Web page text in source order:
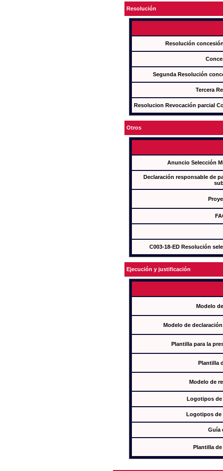
Resolución
Resolución
Segunda Resolución
Tercera
Resolucion Revocación parcial
Otros
Anuncio Selección
Declaración responsable de
C003-18-ED Resolución
Ejecución y justificación
Modelo
Modelo de
Plantilla para la
Plantilla
Modelo de
Logotipos de
Logotipos de
Guía
Plantilla